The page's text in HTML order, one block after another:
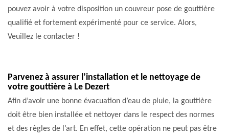
pouvez avoir à votre disposition un couvreur pose de gouttière
qualifié et fortement expérimenté pour ce service. Alors,
Veuillez le contacter !
Parvenez à assurer l’installation et le nettoyage de
votre gouttière à Le Dezert
Afin d’avoir une bonne évacuation d’eau de pluie, la gouttière
doit être bien installée et nettoyer dans le respect des normes
et des règles de l’art. En effet, cette opération ne peut pas être